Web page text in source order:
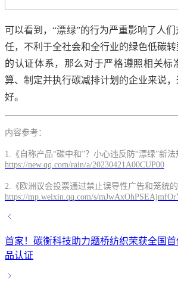
可以看到，“漂绿”的行为严重影响了人
任，不利于全社会和全行业的绿色低碳
的认证体系，那么对于严格遵照相关标
算、制定并执行碳减排计划的企业来说，
好。
内容参考：
1.《自称产品“碳中和”？小心违反防“漂绿”新法
https://new.qq.com/rain/a/20230421A00CUP00
2.《欧洲议会投票通过禁止误导性广告和笼统的
https://mp.weixin.qq.com/s/
首家！碳衡科技助力题桥纺织荣获全国
品认证